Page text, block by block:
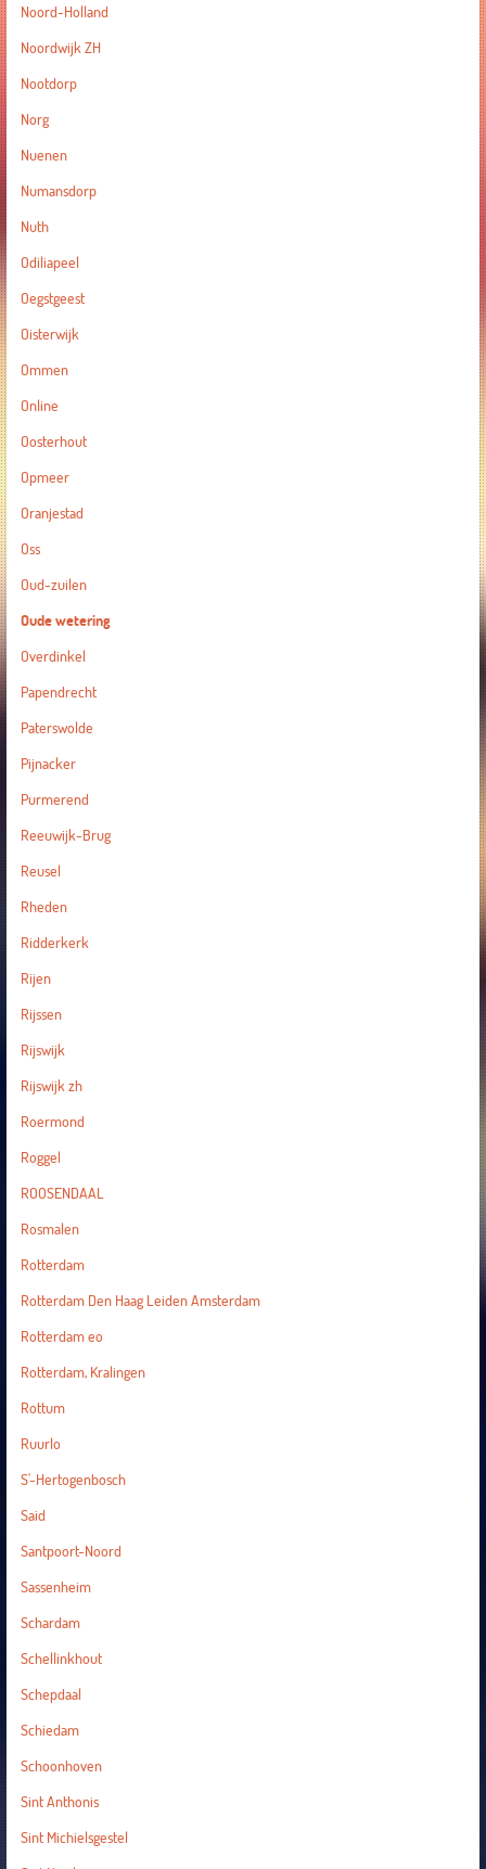
Noord-Holland
Noordwijk ZH
Nootdorp
Norg
Nuenen
Numansdorp
Nuth
Odiliapeel
Oegstgeest
Oisterwijk
Ommen
Online
Oosterhout
Opmeer
Oranjestad
Oss
Oud-zuilen
Oude wetering
Overdinkel
Papendrecht
Paterswolde
Pijnacker
Purmerend
Reeuwijk-Brug
Reusel
Rheden
Ridderkerk
Rijen
Rijssen
Rijswijk
Rijswijk zh
Roermond
Roggel
ROOSENDAAL
Rosmalen
Rotterdam
Rotterdam Den Haag Leiden Amsterdam
Rotterdam eo
Rotterdam, Kralingen
Rottum
Ruurlo
S'-Hertogenbosch
Said
Santpoort-Noord
Sassenheim
Schardam
Schellinkhout
Schepdaal
Schiedam
Schoonhoven
Sint Anthonis
Sint Michielsgestel